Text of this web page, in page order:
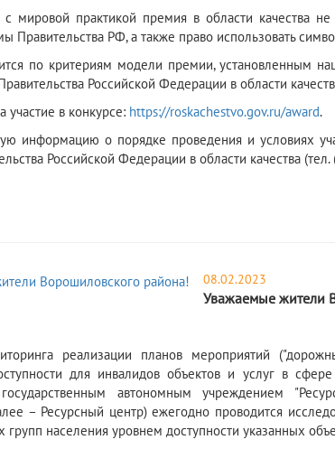
с мировой практикой премия в области качества
Правительства РФ, а также право использовать
по критериям модели премии, установленным
Российской Федерации в области
участие в конкурсе: https://roskachestvo.gov.ru/award.
информацию о порядке проведения и условиях
Российской Федерации в области качества
08.02.2023
Уважаемые жители
реализации планов мероприятий
для инвалидов объектов и услуг в
автономным учреждением
– Ресурсный центр) ежегодно проводится
населения уровнем доступности указанных